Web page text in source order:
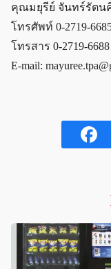
คุณมยุรีย์ จันทร์รัตน
โทรศัพท์ 0-2719-
โทรสาร 0-2719-6688
E-mail: